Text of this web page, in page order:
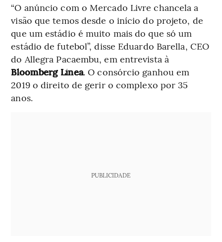
“O anúncio com o Mercado Livre chancela a
visão que temos desde o início do projeto, de
que um estádio é muito mais do que só um
estádio de futebol”, disse Eduardo Barella, CEO
do Allegra Pacaembu, em entrevista à
Bloomberg Línea. O consórcio ganhou em
2019 o direito de gerir o complexo por 35
anos.
PUBLICIDADE